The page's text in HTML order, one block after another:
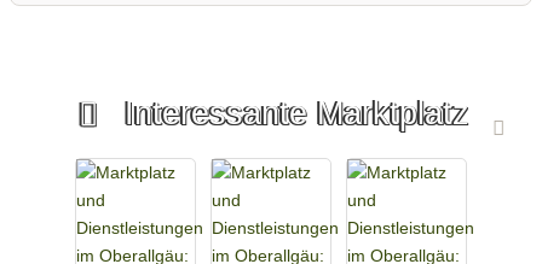
Interessante Marktplatz